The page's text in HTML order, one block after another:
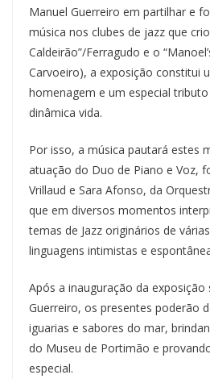
Manuel Guerreiro em partilhar e
música nos clubes de jazz que
Caldeirão”/Ferragudo e o
Carvoeiro), a exposição constitui
homenagem e um especial
dinâmica vida.
Por isso, a música pautará estes
atuação do Duo de Piano e Voz,
Vrillaud e Sara Afonso, da
que em diversos momentos
temas de Jazz originários de
linguagens intimistas e
Após a inauguração da exposição
Guerreiro, os presentes poderão
iguarias e sabores do mar,
do Museu de Portimão e
especial.